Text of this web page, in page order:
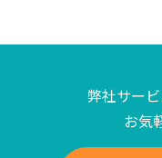
弊社サー
お気